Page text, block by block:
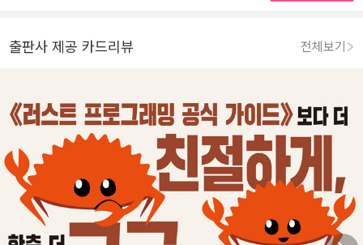
출판사 제공 카드리뷰 전체보기